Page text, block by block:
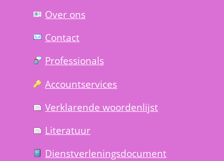
Over ons
Contact
Professionals
Account­services
Verklarende woorden­lijst
Literatuur
Dienst­verlenings­document